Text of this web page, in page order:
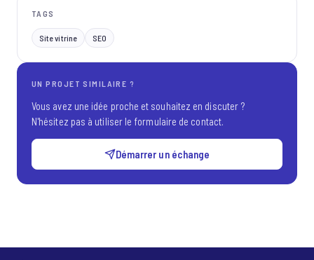
TAGS
Site vitrine SEO
UN PROJET SIMILAIRE ?
Vous avez une idée proche et souhaitez en discuter ?
N'hésitez pas à utiliser le formulaire de contact.
Démarrer un échange